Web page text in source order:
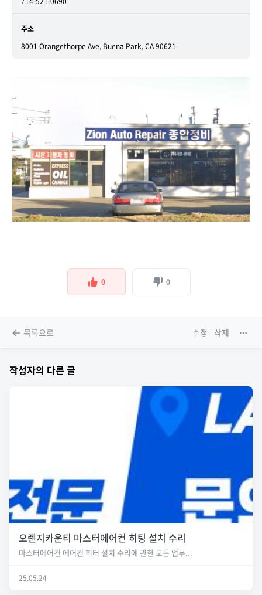
주소
8001 Orangethorpe Ave, Buena Park, CA 90621
0 0
목록으로 수정 삭제
작성자의 다른 글
오렌지카운티 마스터에어컨 히팅 설치 수리
마스터에어컨 에어컨 히터 설치 수리에 관한 모든 업무...
25.05.24